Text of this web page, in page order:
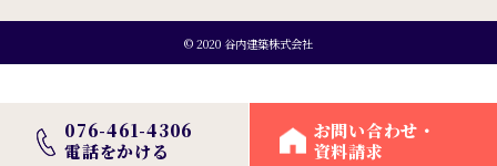
076-461-4306
電話をかける
お問い合わせ・
資料請求
© 2020 谷内建築株式会社